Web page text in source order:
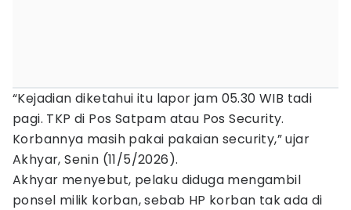
“Kejadian diketahui itu lapor jam 05.30 WIB tadi
pagi. TKP di Pos Satpam atau Pos Security.
Korbannya masih pakai pakaian security,” ujar
Akhyar, Senin (11/5/2026).
Akhyar menyebut, pelaku diduga mengambil
ponsel milik korban, sebab HP korban tak ada di